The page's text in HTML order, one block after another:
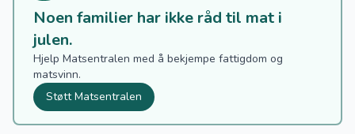
Noen familier har ikke råd til mat i
julen.
Hjelp Matsentralen med å bekjempe fattigdom og
matsvinn.
Støtt Matsentralen